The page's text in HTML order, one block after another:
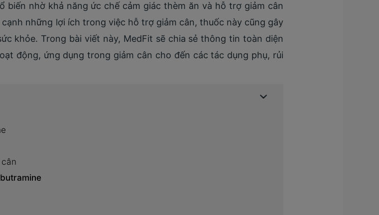
biến nhờ khả năng ức chế cảm giác thèm ăn và hỗ trợ giảm cân
những lợi ích trong việc hỗ trợ giảm cân, thuốc này cũng gây
khỏe. Trong bài viết này, MedFit sẽ chia sẻ thông tin toàn diện
động, ứng dụng trong giảm cân cho đến các tác dụng phụ, rủi